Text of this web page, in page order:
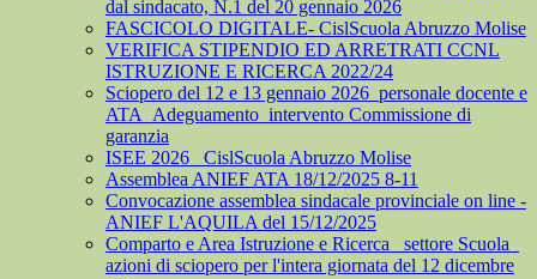
dal sindacato, N.1 del 20 gennaio 2026
FASCICOLO DIGITALE- CislScuola Abruzzo Molise
VERIFICA STIPENDIO ED ARRETRATI CCNL
ISTRUZIONE E RICERCA 2022/24
Sciopero del 12 e 13 gennaio 2026_personale docente e
ATA_Adeguamento_intervento Commissione di
garanzia
ISEE 2026_ CislScuola Abruzzo Molise
Assemblea ANIEF ATA 18/12/2025 8-11
Convocazione assemblea sindacale provinciale on line -
ANIEF L'AQUILA del 15/12/2025
Comparto e Area Istruzione e Ricerca_ settore Scuola_
azioni di sciopero per l'intera giornata del 12 dicembre